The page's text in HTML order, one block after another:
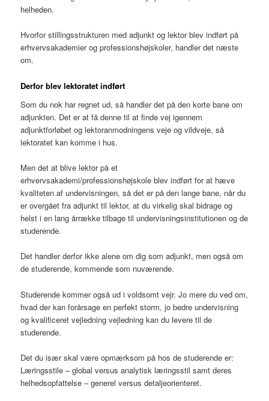
helheden.
Hvorfor stillingsstrukturen med adjunkt og lektor blev indført på
erhvervsakademier og professionshøjskoler, handler det næste
om.
Derfor blev lektoratet indført
Som du nok har regnet ud, så handler det på den korte bane om
adjunkten. Det er at få denne til at finde vej igennem
adjunktforløbet og lektoranmodningens veje og vildveje, så
lektoratet kan komme i hus.
Men det at blive lektor på et
erhvervsakademi/professionshøjskole blev indført for at hæve
kvaliteten af undervisningen, så det er på den lange bane, når du
er overgået fra adjunkt til lektor, at du virkelig skal bidrage og
helst i en lang årrække tilbage til undervisningsinstitutionen og de
studerende.
Det handler derfor ikke alene om dig som adjunkt, men også om
de studerende, kommende som nuværende.
Studerende kommer også ud i voldsomt vejr. Jo mere du ved om,
hvad der kan forårsage en perfekt storm, jo bedre undervisning
og kvalificeret vejledning vejledning kan du levere til de
studerende.
Det du især skal være opmærksom på hos de studerende er:
Læringsstile – global versus analytisk læringsstil samt deres
helhedsopfattelse – generel versus detaljeorienteret.